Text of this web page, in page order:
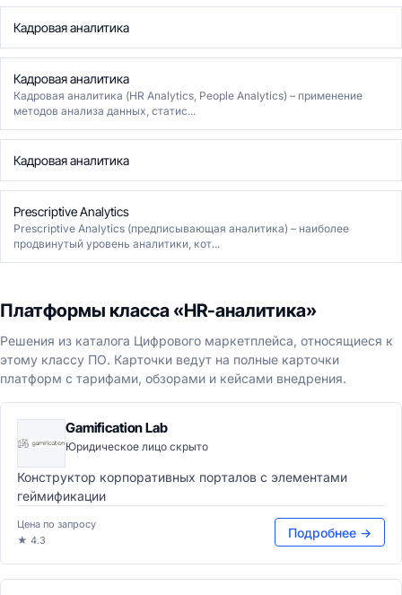
Кадровая аналитика
Кадровая аналитика
Кадровая аналитика (HR Analytics, People Analytics) – применение
методов анализа данных, статис...
Кадровая аналитика
Prescriptive Analytics
Prescriptive Analytics (предписывающая аналитика) – наиболее
продвинутый уровень аналитики, кот...
Платформы класса «HR-аналитика»
Решения из каталога Цифрового маркетплейса, относящиеся к
этому классу ПО. Карточки ведут на полные карточки
платформ с тарифами, обзорами и кейсами внедрения.
Gamification Lab
Юридическое лицо скрыто
Конструктор корпоративных порталов с элементами
геймификации
Цена по запросу
★ 4.3
Подробнее →